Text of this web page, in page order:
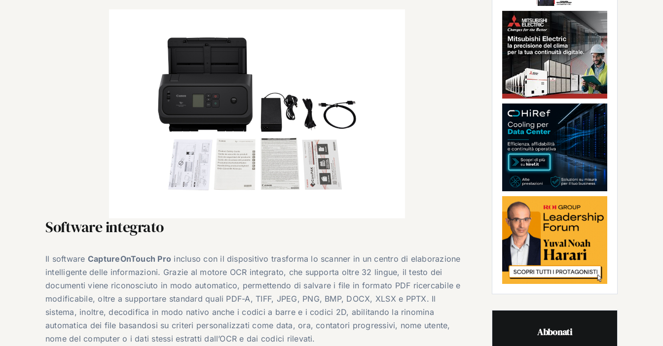
Software integrato
Il software CaptureOnTouch Pro incluso con il dispositivo trasforma lo scanner in un centro di elaborazione
intelligente delle informazioni. Grazie al motore OCR integrato, che supporta oltre 32 lingue, il testo dei
documenti viene riconosciuto in modo automatico, permettendo di salvare i file in formato PDF ricercabile e
modificabile, oltre a supportare standard quali PDF-A, TIFF, JPEG, PNG, BMP, DOCX, XLSX e PPTX. Il
sistema, inoltre, decodifica in modo nativo anche i codici a barre e i codici 2D, abilitando la rinomina
automatica dei file basandosi su criteri personalizzati come data, ora, contatori progressivi, nome utente,
nome del computer o i dati stessi estratti dall’OCR e dai codici rilevati.
Abbonati